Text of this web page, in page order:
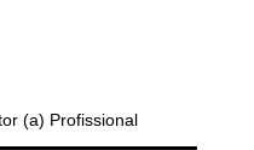
(a) Profissional